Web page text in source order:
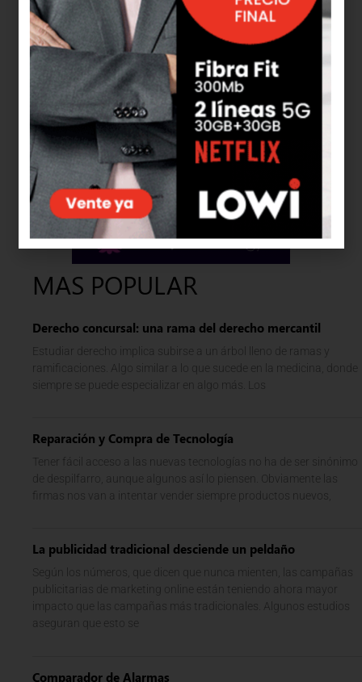
MAS POPULAR
Derecho concursal: una rama del derecho mercantil
Estudiar derecho implica subirse a un árbol lleno de ramas y
ramificaciones. Algo similar a lo que sucede en la medicina, donde
siempre se puede especializar en algo más. Los
Reparación y Compra de Tecnología
Tener fácil acceso a las nuevas tecnologías no ha de ser sinónimo
de despilfarro, aunque algunos así lo piensen. Obviamente las
firmas nos van a intentar vender siempre productos nuevos,
La publicidad tradicional desciende un peldaño
Según los números, que dicen que nunca mienten, las campañas
publicitarias de marketing online están teniendo ahora mayor
impacto que las campañas más tradicionales. Algunos estudios
aseguran que esto se
Comparador de Alarmas